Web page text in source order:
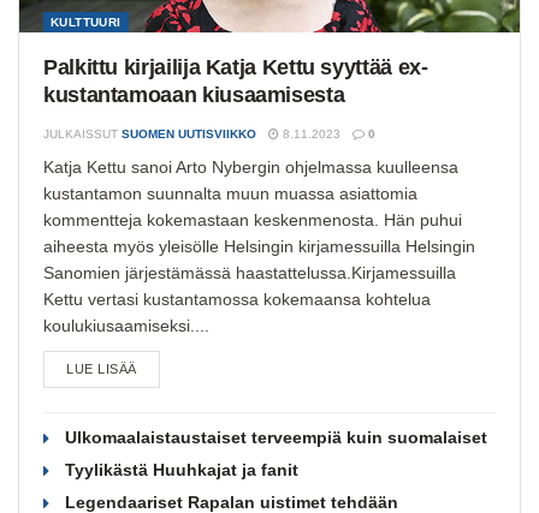
KULTTUURI
Palkittu kirjailija Katja Kettu syyttää ex-
kustantamoaan kiusaamisesta
JULKAISSUT SUOMEN UUTISVIIKKO 8.11.2023 0
Katja Kettu sanoi Arto Nybergin ohjelmassa kuulleensa
kustantamon suunnalta muun muassa asiattomia
kommentteja kokemastaan keskenmenosta. Hän puhui
aiheesta myös yleisölle Helsingin kirjamessuilla Helsingin
Sanomien järjestämässä haastattelussa.Kirjamessuilla
Kettu vertasi kustantamossa kokemaansa kohtelua
koulukiusaamiseksi....
LUE LISÄÄ
Ulkomaalaistaustaiset terveempiä kuin suomalaiset
Tyylikästä Huuhkajat ja fanit
Legendaariset Rapalan uistimet tehdään